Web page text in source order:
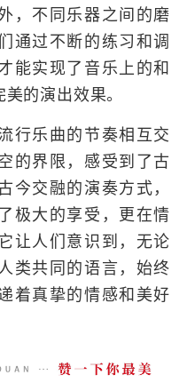
，不同乐器之间的磨
通过不断的练习和调
能实现了音乐上的和
的演出效果。
行乐曲的节奏相互交
的界限，感受到了古
今交融的演奏方式，
极大的享受，更在情
让人们意识到，无论
类共同的语言，始终
着真挚的情感和美好